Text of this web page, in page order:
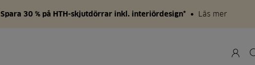
Spara 30 % på HTH-skjutdörrar inkl. interiördesign* Läs mer